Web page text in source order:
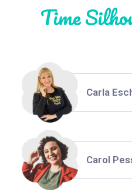
Time Thiara
Carla
Carol